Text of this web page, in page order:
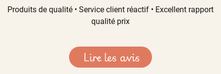
Produits de qualité • Service client réactif • Excellent rapport
qualité prix
Lire les avis